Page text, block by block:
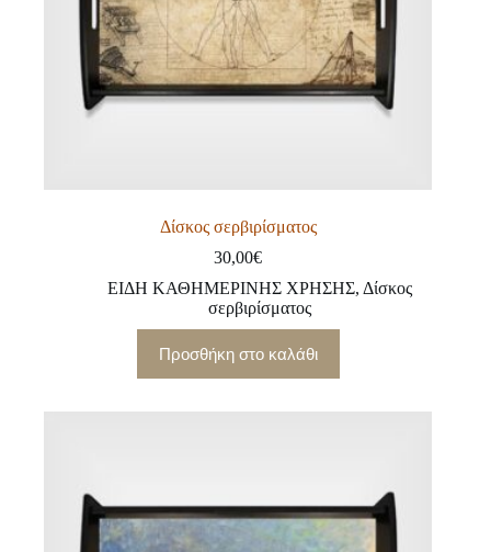
Δίσκος σερβιρίσματος
30,00€
ΕΙΔΗ ΚΑΘΗΜΕΡΙΝΗΣ ΧΡΗΣΗΣ, Δίσκος
σερβιρίσματος
Προσθήκη στο καλάθι